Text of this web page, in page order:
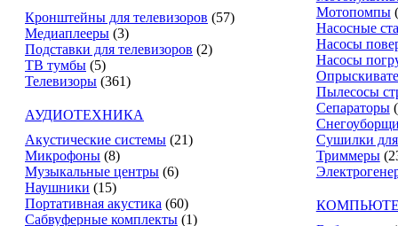
Кронштейны для телевизоров (57)
Медиаплееры (3)
Подставки для телевизоров (2)
ТВ тумбы (5)
Телевизоры (361)
АУДИОТЕХНИКА
Акустические системы (21)
Микрофоны (8)
Музыкальные центры (6)
Наушники (15)
Портативная акустика (60)
Сабвуферные комплекты (1)
Мотопомпы
Насосные
Насосы
Насосы
Пылесосы
Сепараторы
Сушилки
Триммеры